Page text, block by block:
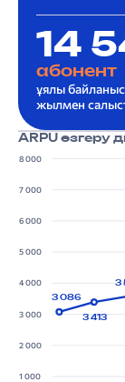
14
абонент
ұялы
жылмен
ARPU өзгеру
3
3 413
1 000
2 000
3 000
4 000
5 000
6 000
7 000
8 000
3 086